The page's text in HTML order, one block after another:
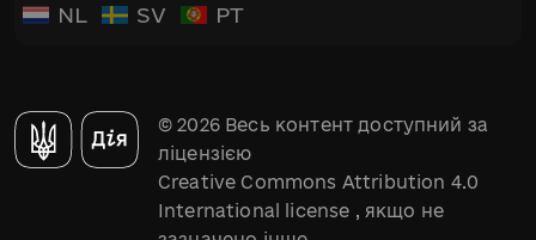
NL SV PT
© 2026 Весь контент доступний за
ліцензією
Creative Commons Attribution 4.0
International license , якщо не